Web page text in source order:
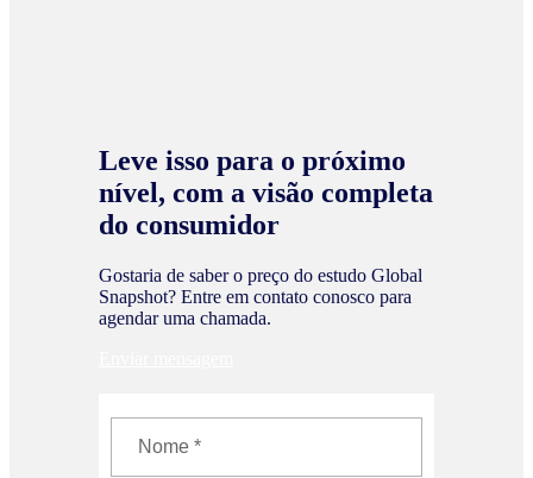
Leve isso para o próximo
nível, com a visão completa
do consumidor
Gostaria de saber o preço do estudo Global
Snapshot? Entre em contato conosco para
agendar uma chamada.